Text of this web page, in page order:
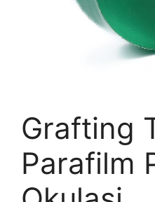
Grafting
Parafilm